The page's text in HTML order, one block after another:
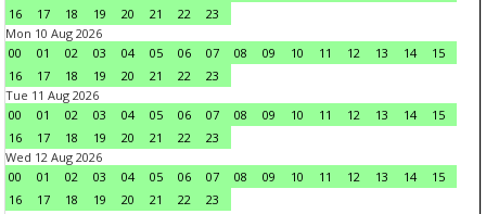
16
17 18 19 20 21 22
23
Mon 10 Aug 2026
00
01 02 03 04 05 06 07 08 09 10 11 12 13 14
15
16
17 18 19 20 21 22
23
Tue 11 Aug 2026
00
01 02 03 04 05 06 07 08 09 10 11 12 13 14
15
16
17 18 19 20 21 22
23
Wed 12 Aug 2026
00
01 02 03 04 05 06 07 08 09 10 11 12 13 14
15
16
17 18 19 20 21 22
23